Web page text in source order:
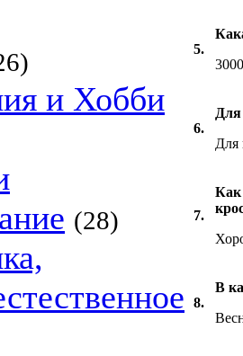
и Хобби
(28)
5.
3000
6.
Для
Для
7.
Как
8.
В